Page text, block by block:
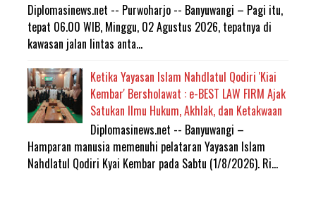
Diplomasinews.net -- Purwoharjo -- Banyuwangi – Pagi itu,
tepat 06.00 WIB, Minggu, 02 Agustus 2026, tepatnya di
kawasan jalan lintas anta...
Ketika Yayasan Islam Nahdlatul Qodiri 'Kiai
Kembar' Bersholawat : e-BEST LAW FIRM Ajak
Satukan Ilmu Hukum, Akhlak, dan Ketakwaan
Diplomasinews.net -- Banyuwangi –
Hamparan manusia memenuhi pelataran Yayasan Islam
Nahdlatul Qodiri Kyai Kembar pada Sabtu (1/8/2026). Ri...